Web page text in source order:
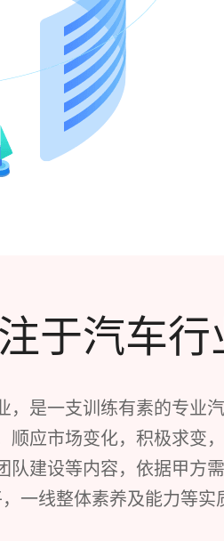
于汽车
，是一支训练有素的专
顺应市场变化，积极求变
建设等内容，依据甲方
一线整体素养及能力等实